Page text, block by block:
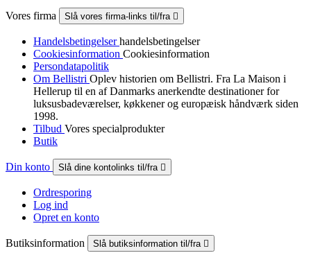
Vores firma Slå vores firma-links til/fra 
Handelsbetingelserhandelsbetingelser
Cookiesinformation Cookiesinformation
Persondatapolitik
Om Bellistri Oplev historien om Bellistri. Fra La Maison i
Hellerup til en af Danmarks anerkendte destinationer for
luksus­badeværelser, køkkener og europæisk håndværk siden
1998.
Tilbud Vores specialprodukter
Butik
Din konto Slå dine kontolinks til/fra 
Ordresporing
Log ind
Opret en konto
Butiksinformation Slå butiksinformation til/fra 